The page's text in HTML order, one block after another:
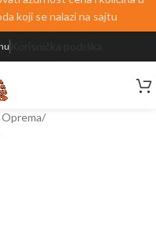
koji se nalazi na sajtu